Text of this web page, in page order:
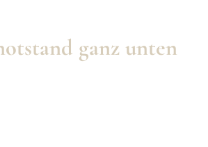
ganz unten